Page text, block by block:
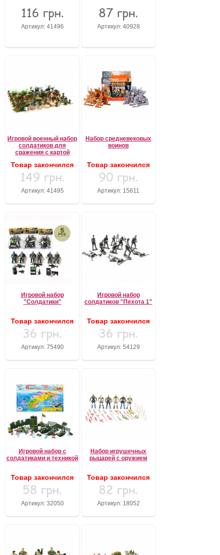
116 грн.
Артикул: 41496
87 грн.
Артикул: 40928
Игровой военный набор
солдатиков для
сражения с картой
Товар закончился
149 грн.
Артикул: 41495
Набор средневековых
воинов
Товар закончился
90 грн.
Артикул: 15611
Игровой набор
"Солдатики"
Товар закончился
36 грн.
Артикул: 75490
Игровой набор
солдатиков "Пехота 1"
Товар закончился
36 грн.
Артикул: 54129
Игровой набор с
солдатиками и техникой
Товар закончился
58 грн.
Артикул: 32050
Набор игрушечных
рыцарей с оружием
Товар закончился
82 грн.
Артикул: 18052